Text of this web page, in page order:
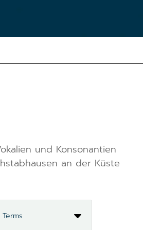
und Konsonantien
an der Küste